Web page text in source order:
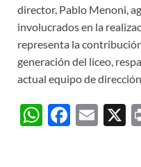
director, Pablo Menoni,
involucrados en la
representa la
generación del liceo,
actual equipo de
W F
E
X